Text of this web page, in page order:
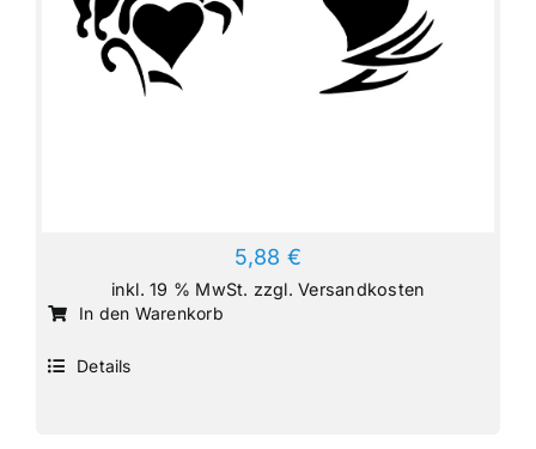
5,88€
inkl. 19 % MwSt. zzgl.Versandkosten
In den Warenkorb
Details